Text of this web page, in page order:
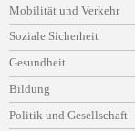
Mobilität und Verkehr
Soziale Sicherheit
Gesundheit
Bildung
Politik und Gesellschaft